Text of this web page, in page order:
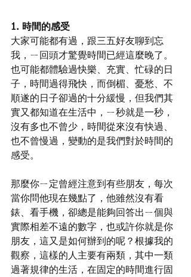
1. 時間的感受
大家可能都有過，跟三五好友聊到忘
我，ㄧ回頭才驚覺時間已經這麼晚了。
也可能都體驗過快樂、充實、忙碌的日
子，時間過得飛快，而倒楣、憂愁、不
順遂的日子卻過的十分緩慢，但我們其
實又都知道在生活中，ㄧ秒就是一秒，
沒有多也不曾少，時間從來沒有快過、
也不曾慢過，變動的是我們對於時間的
感受。
那麼你ㄧ定曾經注意到有些朋友，每次
當你問他現在幾點了，他雖然沒有看
錶、看手機，卻總是能夠回答出ㄧ個與
實際相差不遠的數字，也或許你就是你
朋友，這又是如何辦到的呢？根據我的
觀察，這樣的人主要有兩類，其中一類
過著規律的生活，在固定的時間進行固